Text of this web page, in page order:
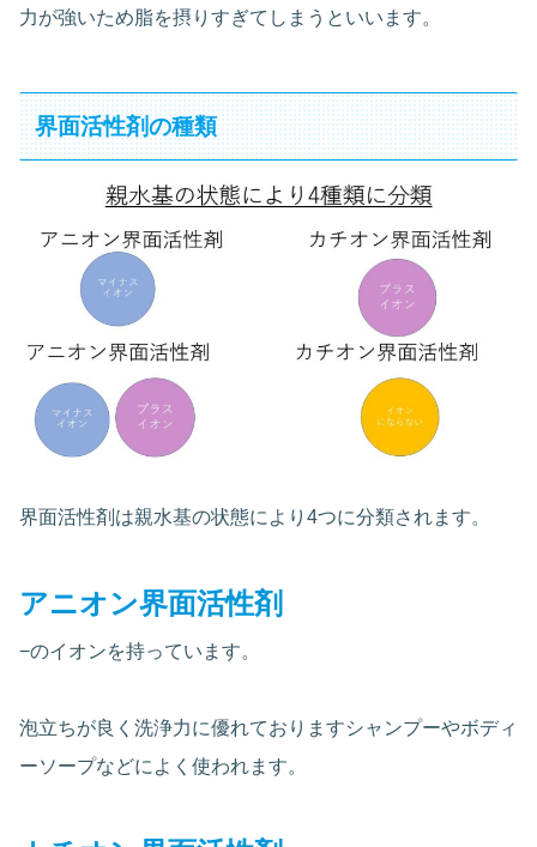
力が強いため脂を摂りすぎてしまうといいます。
界面活性剤の種類
界面活性剤は親水基の状態により4つに分類されます。
アニオン界面活性剤
−のイオンを持っています。
泡立ちが良く洗浄力に優れておりますシャンプーやボディ
ーソープなどによく使われます。